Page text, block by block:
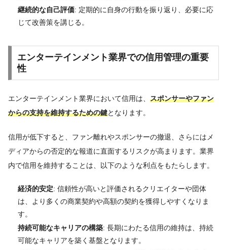
継続的な自己評価: 定期的に自身の行動を振り返り、必要に応
じて改善策を講じる。
エンターテインメント業界での信用管理の重要
性
エンターテインメント業界において信用は、 スポンサーやファン
からの支持を維持するための鍵となります。
信用が低下すると、ファン離れやスポンサーの撤退、さらにはメ
ディアからの否定的な報道に直面するリスクが高まります。業界
内で信用を維持することは、以下のような利点をもたらします。
経済的安定: 信頼性が高いと評価されるクリエイターや団体
は、より多くの商業契約や高額の契約を獲得しやすくなりま
す。
持続可能なキャリアの構築: 長期にわたる信用の維持は、持続
可能なキャリアを築く基盤となります。